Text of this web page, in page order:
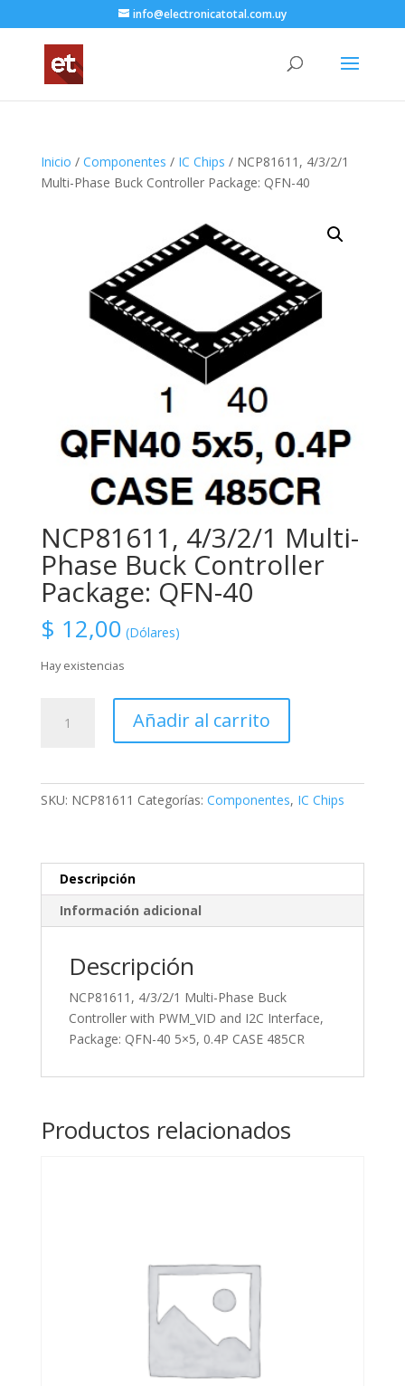
info@electronicatotal.com.uy
Inicio / Componentes / IC Chips / NCP81611, 4/3/2/1
Multi-Phase Buck Controller Package: QFN-40
NCP81611, 4/3/2/1 Multi-
Phase Buck Controller
Package: QFN-40
$ 12,00 (Dólares)
Hay existencias
4/3/2/1
cantidad
Añadir al carrito
SKU: NCP81611 Categorías: Componentes, IC Chips
Descripción
Información adicional
Descripción
NCP81611, 4/3/2/1 Multi-Phase Buck
Controller with PWM_VID and I2C Interface,
Package: QFN-40 5×5, 0.4P CASE 485CR
Productos relacionados